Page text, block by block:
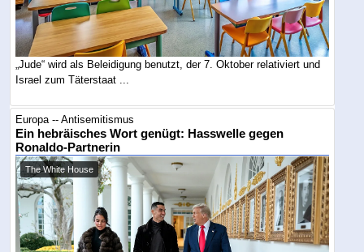
„Jude“ wird als Beleidigung benutzt, der 7. Oktober relativiert und
Israel zum Täterstaat ...
Europa -- Antisemitismus
Ein hebräisches Wort genügt: Hasswelle gegen
Ronaldo-Partnerin
The White House